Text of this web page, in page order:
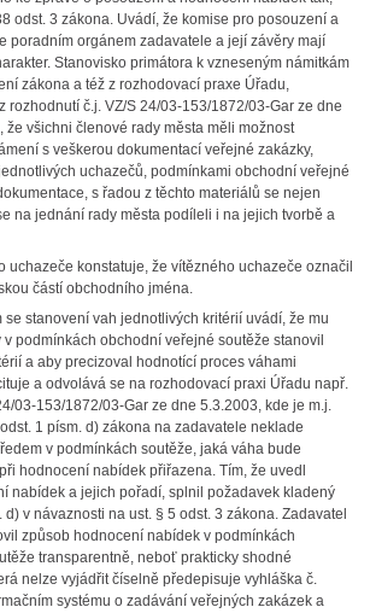
odst. 3 zákona. Uvádí, že komise pro posouzení a
poradním orgánem zadavatele a její závěry mají
Stanovisko primátora k vzneseným námitkám
zákona a též z rozhodovací praxe Úřadu,
rozhodnutí č.j. VZ/S 24/03-153/1872/03-Gar ze dne
že všichni členové rady města měli možnost
s veškerou dokumentací veřejné zakázky,
uchazečů, podmínkami obchodní veřejné
s řadou z těchto materiálů se nejen
na jednání rady města podíleli i na jejich tvorbě a
uchazeče konstatuje, že vítězného uchazeče označil
částí obchodního jména.
se stanovení vah jednotlivých kritérií uvádí, že mu
podmínkách obchodní veřejné soutěže stanovil
a aby precizoval hodnotící proces váhami
a odvolává se na rozhodovací praxi Úřadu např.
03-153/1872/03-Gar ze dne 5.3.2003, kde je m.j.
1 písm. d) zákona na zadavatele neklade
v podmínkách soutěže, jaká váha bude
hodnocení nabídek přiřazena. Tím, že uvedl
nabídek a jejich pořadí, splnil požadavek kladený
d) v návaznosti na ust. § 5 odst. 3 zákona. Zadavatel
způsob hodnocení nabídek v podmínkách
transparentně, neboť prakticky shodné
nelze vyjádřit číselně předepisuje vyhláška č.
systému o zadávání veřejných zakázek a